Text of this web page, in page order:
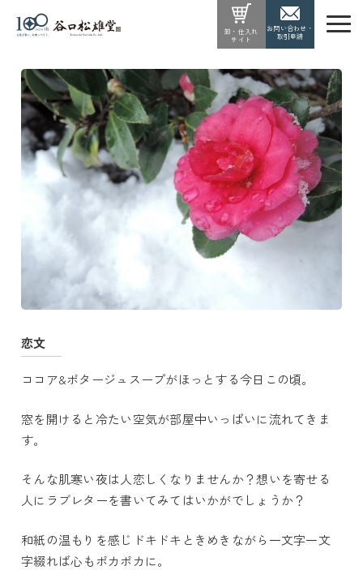
卸・仕入れ
サイト
お問い合わせ・
取引申請
恋文
ココア&ポタージュスープがほっとする今日この頃。
窓を開けると冷たい空気が部屋中いっぱいに流れてきま
す。
そんな肌寒い夜は人恋しくなりませんか？想いを寄せる
人にラブレターを書いてみてはいかがでしょうか？
和紙の温もりを感じドキドキときめきながら一文字一文
字綴れば心もポカポカに。